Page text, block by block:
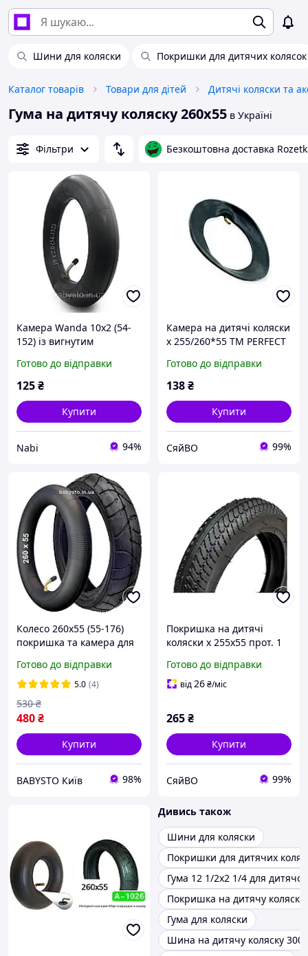
Шини для коляски Покришки для дитячих колясок
Каталог товарів Товари для дітей Дитячі коляски та
Гума на дитячу коляску 260х55 в Україні
Фільтри Безкоштовна доставка
Камера Wanda 10х2 (54-
152) із вигнутим
коляски та
електросамоката
Готово до відправки
125₴
Купити
Nabi 94%
Камера на дитячі коляски
х 255/260*55 ТМ PERFECT
Готово до відправки
138₴
Купити
СяйВО 99%
Колесо 260х55 (55-176)
покришка та камера для
триколісного велосипеда
Готово до відправки
5.0 (4)
480₴
530 ₴
Купити
BABYSTO Київ 98%
Покришка на дитячі
коляски х 255x55 прот. 1
Готово до відправки
від26₴/міс
265₴
Купити
СяйВО 99%
Дивись також
Шини для коляски
Покришки для дитячих
Гума 12 1/2х2 1/4 для дитячої
Покришка на дитячу коляску
Гума для коляски
Шина на дитячу коляску 300